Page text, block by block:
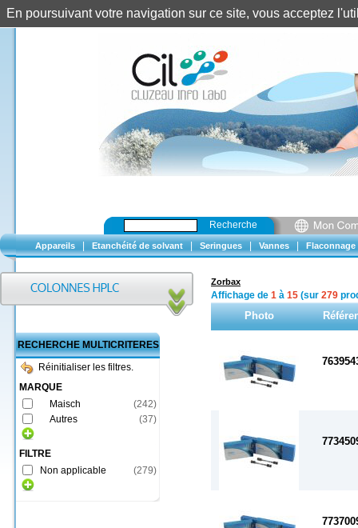
Recherche
Appareils Etanchéité de solvant Seringues Vannes Flaconnage
RECHERCHE MULTICRITERES
Réinitialiser les filtres.
MARQUE
Maisch
(242)
Autres
(37)
FILTRE
Non applicable
(279)
Zorbax
Affichage de 1 à 15 (sur 279
Photo
En poursuivant votre navigation sur ce site, vous acceptez